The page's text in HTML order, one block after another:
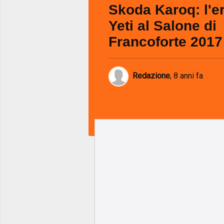
Skoda Karoq:
Yeti al Salone di
Francoforte 2017
Redazione, 8 anni fa